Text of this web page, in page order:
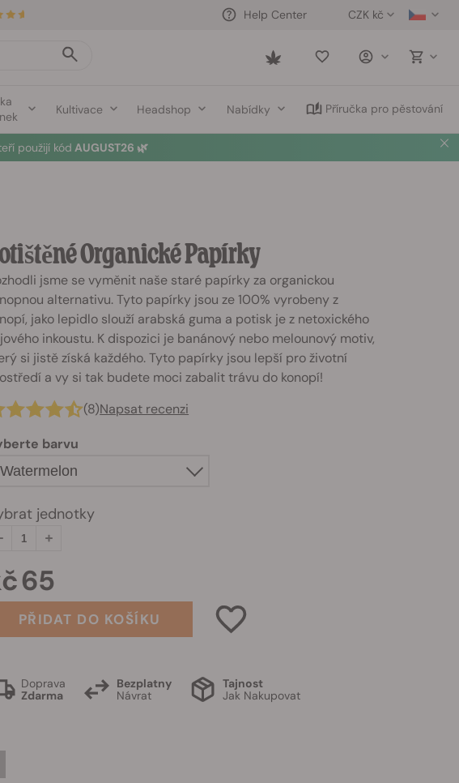
CZK kč
Help Center
Saved
Kultivace Headshop Nabídky Příručka pro pěstování
použijí kód AUGUST26 🌿
Organické Papírky
jsme se vyměnit naše staré papírky za organickou
alternativu. Tyto papírky jsou ze 100% vyrobeny z
jako lepidlo slouží arabská guma a potisk je z netoxického
inkoustu. K dispozici je banánový nebo melounový motiv,
si jistě získá každého. Tyto papírky jsou lepší pro životní
a vy si tak budete moci zabalit trávu do konopí!
(8)Napsat recenzi
barvu
Watermelon
jednotky
65
PŘIDAT DO KOŠÍKU
Doprava
Zdarma
Bezplatny
Návrat
Tajnost
Jak Nakupovat